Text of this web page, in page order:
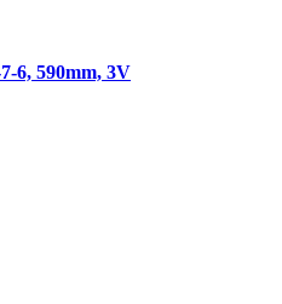
6, 590mm, 3V